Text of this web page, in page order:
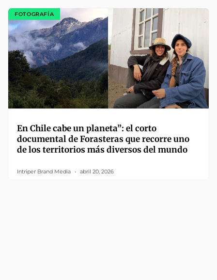
FOTOGRAFÍA
En Chile cabe un planeta”: el corto
documental de Forasteras que recorre uno
de los territorios más diversos del mundo
Intriper Brand Media abril 20, 2026